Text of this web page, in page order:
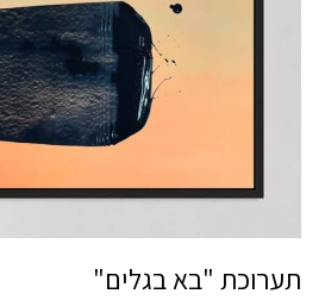
תערוכת "בא בגלים"